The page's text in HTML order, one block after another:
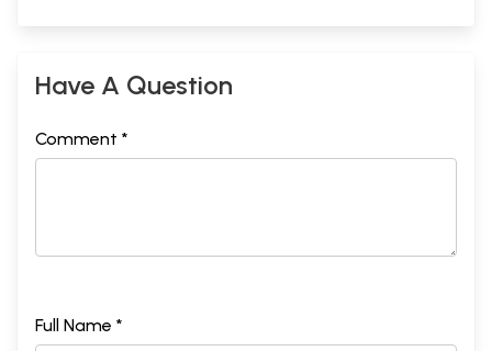
Have A Question
Comment *
Full Name *